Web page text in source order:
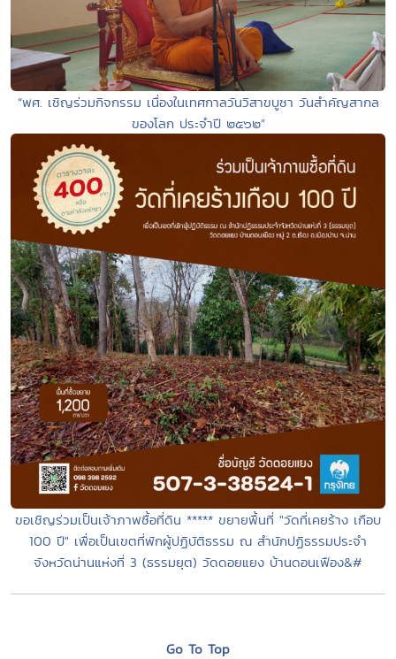
“พศ. เชิญร่วมกิจกรรม เนื่องในเทศกาลวันวิสาขบูชา วันสำคัญสากล
ของโลก ประจำปี ๒๕๖๒”
ขอเชิญร่วมเป็นเจ้าภาพซื้อที่ดิน ***** ขยายพื้นที่​ "วัดที่เคยร้าง​ เกือบ​
100 ปี" เพื่อเป็นเขตที่พักผู้ปฏิบัติ​ธรรม​ ณ​ สำนักปฏิธรรมประจำ
จังหวัด​น่าน​แห่งที่​ 3 (ธรรมยุต) วัดดอยแยง บ้านดอนเฟือง&#
Go To Top